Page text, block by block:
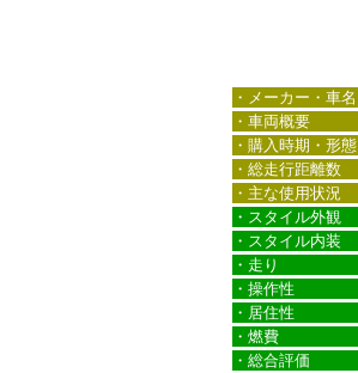
・メーカー・車名
・車両概要
・購入時期・形態
・総走行距離数
・主な使用状況
・スタイル外観
・スタイル内装
・走り
・操作性
・居住性
・燃費
・総合評価